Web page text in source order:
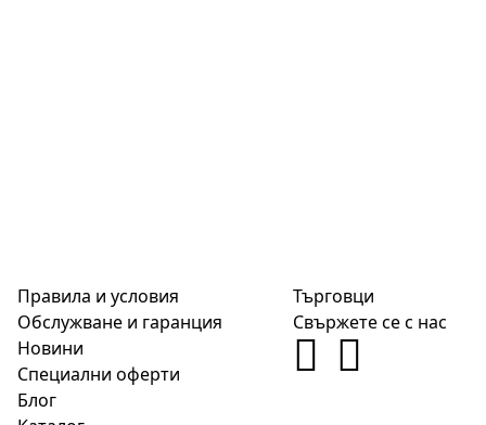
Правила и условия
Обслужване и гаранция
Новини
Специални оферти
Блог
Търговци
Свържете се с нас